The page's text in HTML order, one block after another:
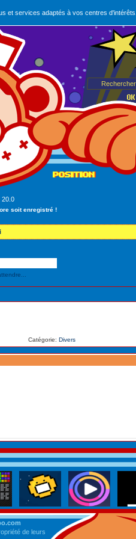
et services adaptés à vos centres d'intérêts.
20.0
soit enregistré !
Catégorie:Divers
de leurs